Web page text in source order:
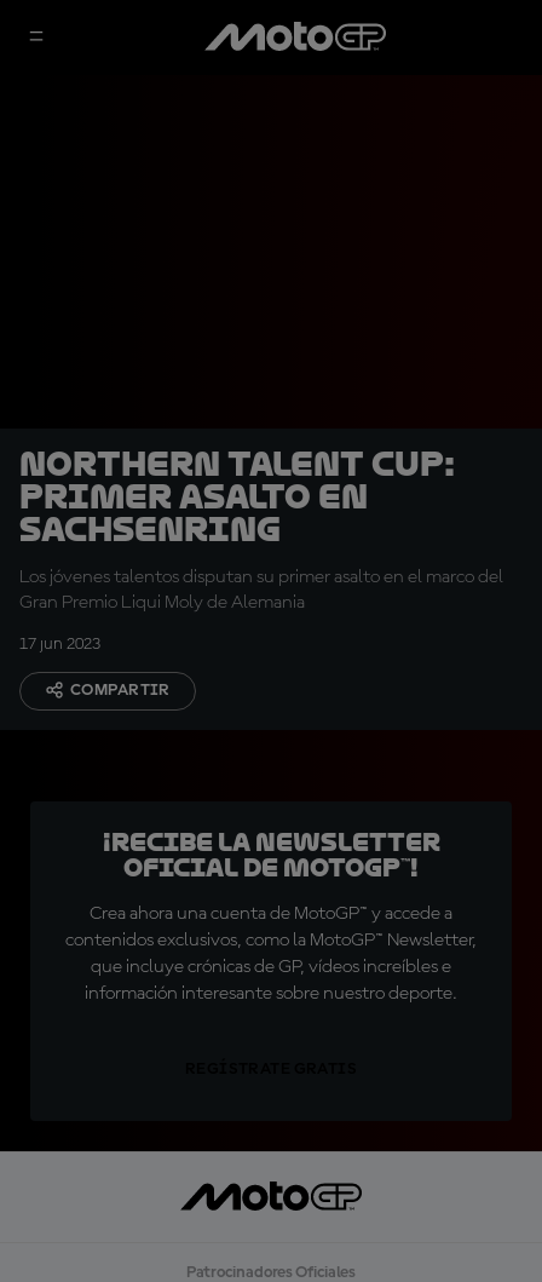
Northern Talent Cup:
Primer asalto en
Sachsenring
Los jóvenes talentos disputan su primer asalto en el marco del
Gran Premio Liqui Moly de Alemania
17 jun 2023
COMPARTIR
¡Recibe la Newsletter
oficial de MotoGP™!
Crea ahora una cuenta de MotoGP™ y accede a
contenidos exclusivos, como la MotoGP™ Newsletter,
que incluye crónicas de GP, vídeos increíbles e
información interesante sobre nuestro deporte.
Patrocinadores Oficiales